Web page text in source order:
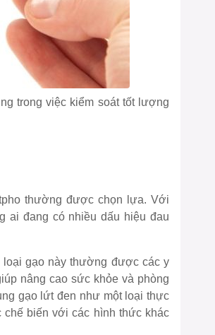
trong việc kiểm soát tốt lượng
thường được chọn lựa. Với
ai đang có nhiều dấu hiệu đau
loại gạo này thường được các y
nâng cao sức khỏe và phòng
gạo lứt đen như một loại thực
chế biến với các hình thức khác